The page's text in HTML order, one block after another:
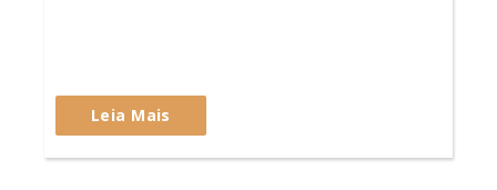
Leia Mais